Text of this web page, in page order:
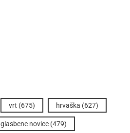
vrt (675) hrvaška (627)
glasbene novice (479)